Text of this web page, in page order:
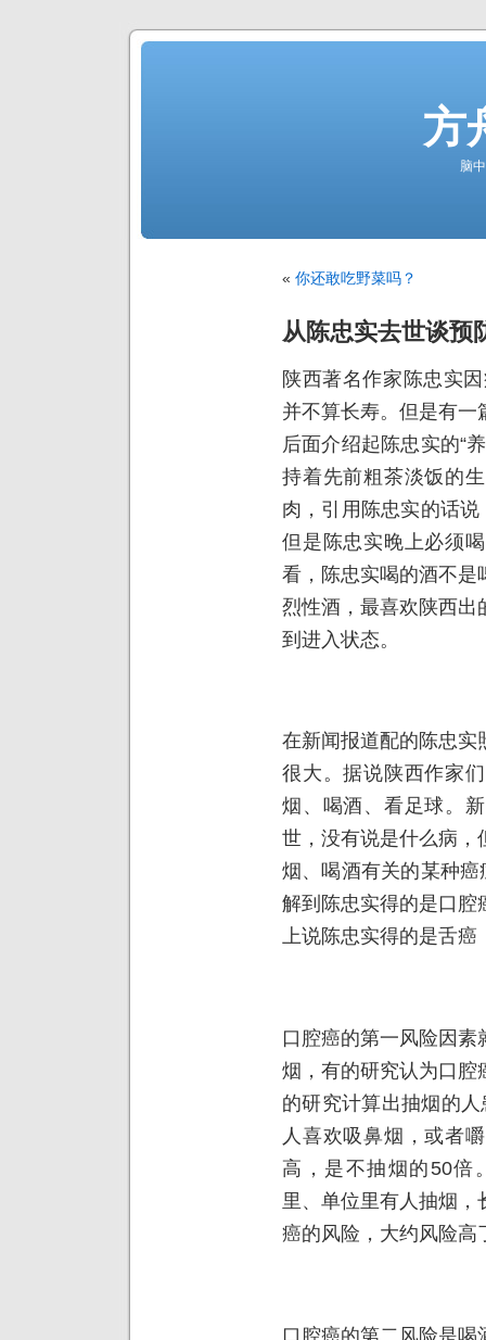
方
脑
« 你还敢吃野菜吗？
从陈忠实去世谈预
陕西著名作家陈忠实
并不算长寿。但是有
后面介绍起陈忠实的“
持着先前粗茶淡饭的
肉，引用陈忠实的话说
但是陈忠实晚上必须
看，陈忠实喝的酒不是
烈性酒，最喜欢陕西出
到进入状态。
在新闻报道配的陈忠实
很大。据说陕西作家
烟、喝酒、看足球。
世，没有说是什么病，
烟、喝酒有关的某种癌
解到陈忠实得的是口腔
上说陈忠实得的是舌癌
口腔癌的第一风险因
烟，有的研究认为口腔
的研究计算出抽烟的
人喜欢吸鼻烟，或者
高，是不抽烟的50倍
里、单位里有人抽烟
癌的风险，大约风险高
口腔癌的第二风险是